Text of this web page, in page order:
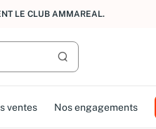
LE CLUB AMMAREAL.
Lancer la recherche
ventes Nos engagements